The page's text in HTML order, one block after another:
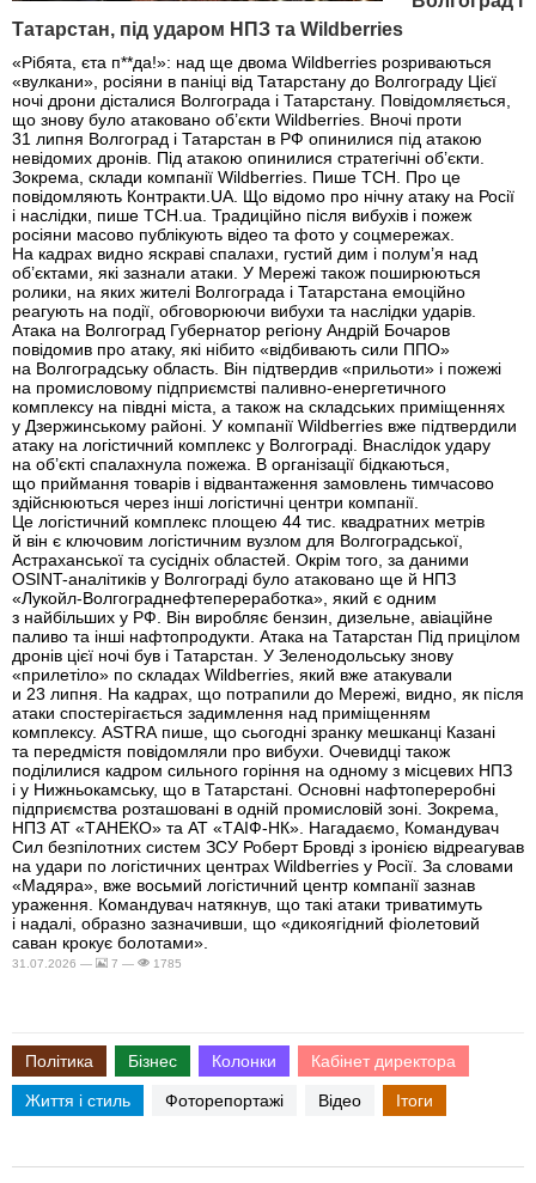
Татарстан, під ударом НПЗ та Wildberries
«Рібята, єта п**да!»: над ще двома Wildberries розриваються
«вулкани», росіяни в паніці від Татарстану до Волгограду Цієї
ночі дрони дісталися Волгограда і Татарстану. Повідомляється,
що знову було атаковано об’єкти Wildberries. Вночі проти
31 липня Волгоград і Татарстан в РФ опинилися під атакою
невідомих дронів. Під атакою опинилися стратегічні об’єкти.
Зокрема, склади компанії Wildberries. Пише ТСН. Про це
повідомляють Контракти.UA. Що відомо про нічну атаку на Росії
і наслідки, пише ТСН.ua. Традиційно після вибухів і пожеж
росіяни масово публікують відео та фото у соцмережах.
На кадрах видно яскраві спалахи, густий дим і полум’я над
об’єктами, які зазнали атаки. У Мережі також поширюються
ролики, на яких жителі Волгограда і Татарстана емоційно
реагують на події, обговорюючи вибухи та наслідки ударів.
Атака на Волгоград Губернатор регіону Андрій Бочаров
повідомив про атаку, які нібито «відбивають сили ППО»
на Волгоградську область. Він підтвердив «прильоти» і пожежі
на промисловому підприємстві паливно-енергетичного
комплексу на півдні міста, а також на складських приміщеннях
у Дзержинському районі. У компанії Wildberries вже підтвердили
атаку на логістичний комплекс у Волгограді. Внаслідок удару
на об’єкті спалахнула пожежа. В організації бідкаються,
що приймання товарів і відвантаження замовлень тимчасово
здійснюються через інші логістичні центри компанії.
Це логістичний комплекс площею 44 тис. квадратних метрів
й він є ключовим логістичним вузлом для Волгоградської,
Астраханської та сусідніх областей. Окрім того, за даними
OSINT-аналітиків у Волгограді було атаковано ще й НПЗ
«Лукойл-Волгограднефтепереработка», який є одним
з найбільших у РФ. Він виробляє бензин, дизельне, авіаційне
паливо та інші нафтопродукти. Атака на Татарстан Під прицілом
дронів цієї ночі був і Татарстан. У Зеленодольську знову
«прилетіло» по складах Wildberries, який вже атакували
и 23 липня. На кадрах, що потрапили до Мережі, видно, як після
атаки спостерігається задимлення над приміщенням
комплексу. ASTRA пише, що сьогодні зранку мешканці Казані
та передмістя повідомляли про вибухи. Очевидці також
поділилися кадром сильного горіння на одному з місцевих НПЗ
і у Нижньокамську, що в Татарстані. Основні нафтопереробні
підприємства розташовані в одній промисловій зоні. Зокрема,
НПЗ АТ «ТАНЕКО» та АТ «ТАІФ-НК». Нагадаємо, Командувач
Сил безпілотних систем ЗСУ Роберт Бровді з іронією відреагував
на удари по логістичних центрах Wildberries у Росії. За словами
«Мадяра», вже восьмий логістичний центр компанії зазнав
ураження. Командувач натякнув, що такі атаки триватимуть
і надалі, образно зазначивши, що «дикоягідний фіолетовий
саван крокує болотами».
31.07.2026 — 7 — 1785
Політика Бізнес Колонки Кабінет директора
Життя і стиль Фоторепортажі Відео Ітоги